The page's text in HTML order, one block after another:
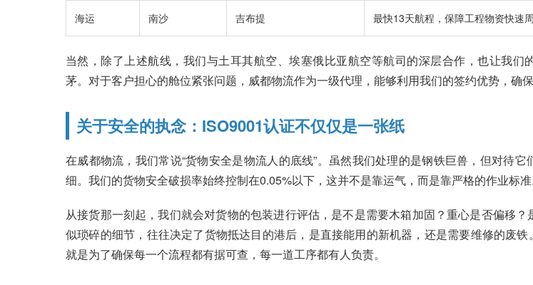
海运 南沙 吉布提 最快13天航程，保障工程物资快速周
当然，除了上述航线，我们与土耳其航空、埃塞俄比亚航空等航司的深层合作，也让我们
茅。对于客户担心的舱位紧张问题，威都物流作为一级代理，能够利用我们的签约优势，确保
关于安全的执念：ISO9001认证不仅仅是一张纸
在威都物流，我们常说“货物安全是物流人的底线”。虽然我们处理的是钢铁巨兽，但对待
细。我们的货物安全破损率始终控制在0.05%以下，这并不是靠运气，而是靠严格的作业标准
从接货那一刻起，我们就会对货物的包装进行评估，是不是需要木箱加固？重心是否偏移
似琐碎的细节，往往决定了货物抵达目的港后，是直接能用的新机器，还是需要维修的废铁
就是为了确保每一个流程都有据可查，每一道工序都有人负责。